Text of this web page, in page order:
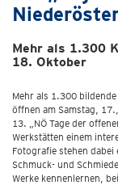
Mehr als 1.300
18. Oktober
Mehr als 1.300
öffnen am Samstag,
13. „NÖ Tage der
Werkstätten einem
Fotografie stehen
Schmuck- und
Werke kennenlernen,